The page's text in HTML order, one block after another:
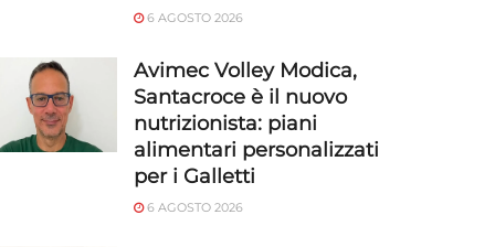
6 AGOSTO 2026
Avimec Volley Modica,
Santacroce è il nuovo
nutrizionista: piani
alimentari personalizzati
per i Galletti
6 AGOSTO 2026